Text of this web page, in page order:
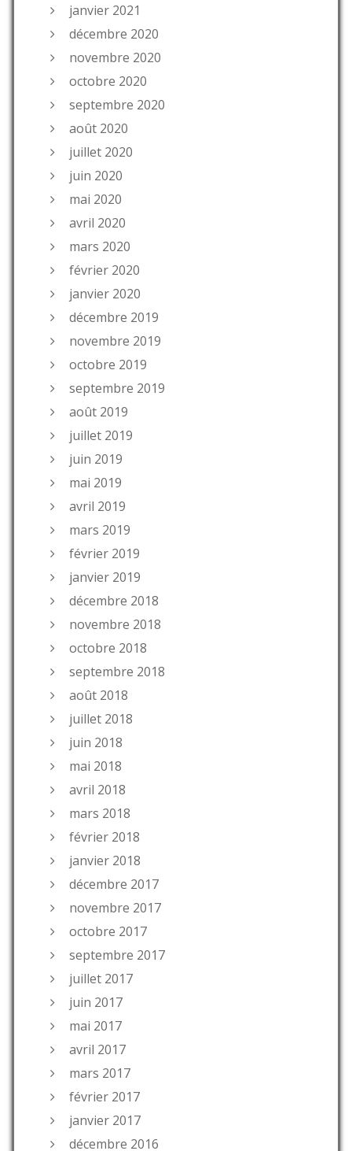
janvier 2021
décembre 2020
novembre 2020
octobre 2020
septembre 2020
août 2020
juillet 2020
juin 2020
mai 2020
avril 2020
mars 2020
février 2020
janvier 2020
décembre 2019
novembre 2019
octobre 2019
septembre 2019
août 2019
juillet 2019
juin 2019
mai 2019
avril 2019
mars 2019
février 2019
janvier 2019
décembre 2018
novembre 2018
octobre 2018
septembre 2018
août 2018
juillet 2018
juin 2018
mai 2018
avril 2018
mars 2018
février 2018
janvier 2018
décembre 2017
novembre 2017
octobre 2017
septembre 2017
juillet 2017
juin 2017
mai 2017
avril 2017
mars 2017
février 2017
janvier 2017
décembre 2016